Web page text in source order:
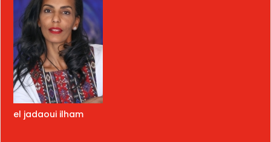
el jadaoui ilham